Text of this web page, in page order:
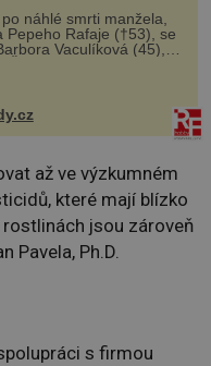
náhlé smrti manžela,
Pepeho Rafaje (†53), se
Vaculíková (45),
Černocké (75), poprvé
síti
snaží fung...
až ve výzkumném
které mají blízko
jsou zároveň
Pavela, Ph.D.
s firmou